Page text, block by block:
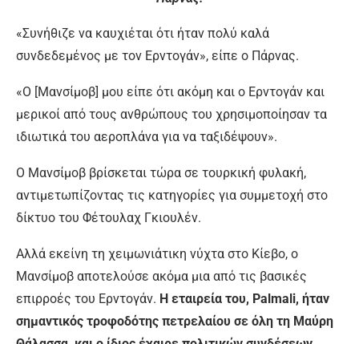
«Συνήθιζε να καυχιέται ότι ήταν πολύ καλά
συνδεδεμένος με τον Ερντογάν», είπε ο Πάρνας.
«Ο [Μανσίμοβ] μου είπε ότι ακόμη και ο Ερντογάν και
μερικοί από τους ανθρώπους του χρησιμοποίησαν τα
ιδιωτικά του αεροπλάνα για να ταξιδέψουν».
Ο Μανσίμοβ βρίσκεται τώρα σε τουρκική φυλακή,
αντιμετωπίζοντας τις κατηγορίες για συμμετοχή στο
δίκτυο του Φέτουλαχ Γκιουλέν.
Αλλά εκείνη τη χειμωνιάτικη νύχτα στο Κίεβο, ο
Μανσίμοβ αποτελούσε ακόμα μια από τις βασικές
επιρροές του Ερντογάν. Η εταιρεία του, Palmali, ήταν
σημαντικός τροφοδότης πετρελαίου σε όλη τη Μαύρη